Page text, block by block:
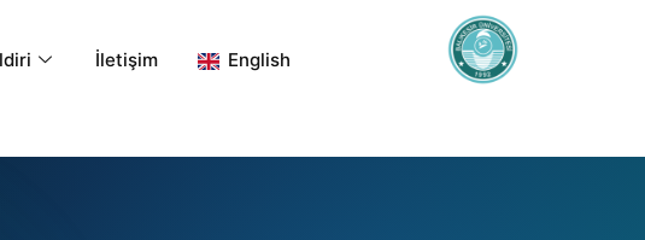
İletişim English